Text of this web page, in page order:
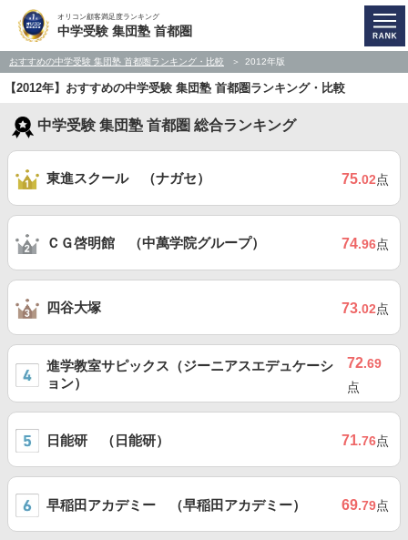
オリコン顧客満足度ランキング
中学受験 集団塾 首都圏
おすすめの中学受験 集団塾 首都圏ランキング・比較 2012年版
【2012年】おすすめの中学受験 集団塾 首都圏ランキング・比較
中学受験 集団塾 首都圏 総合ランキング
東進スクール （ナガセ） 75.02点
ＣＧ啓明館 （中萬学院グループ） 74.96点
四谷大塚 73.02点
進学教室サピックス（ジーニアスエデュケーシ
ョン）
72.69
点
日能研 （日能研） 71.76点
早稲田アカデミー （早稲田アカデミー） 69.79点